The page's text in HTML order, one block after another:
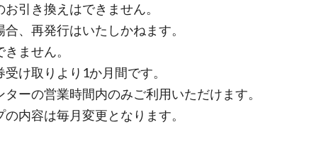
き換えはできません。
再発行はいたしかねます。
ません。
取りより1か月間です。
の営業時間内のみご利用いただけます。
容は毎月変更となります。